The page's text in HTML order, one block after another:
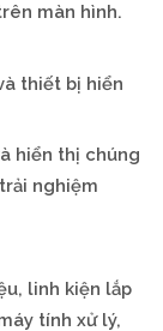
màn hình.
thiết bị hiển
hiển thị chúng
nghiệm
linh kiện lắp
tính xử lý,